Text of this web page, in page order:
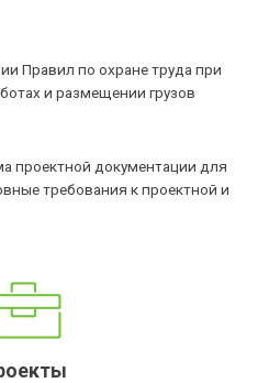
Правил по охране труда при
и размещении грузов
проектной документации для
требования к проектной и